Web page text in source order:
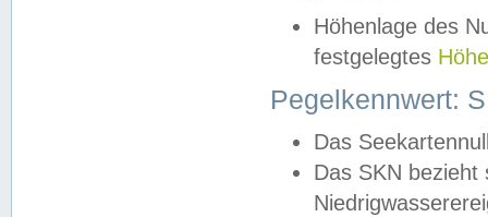
Höhenlage des
festgelegtes
Pegelkennwert:
Das
Das SKN